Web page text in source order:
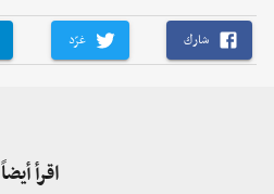
شارك غرّد
اقرأ أيضاً